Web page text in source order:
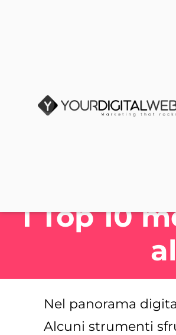
I Top 10
Nel panorama
Alcuni strumenti